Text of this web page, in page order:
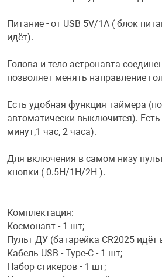
Питание - от USB 5V/1A ( блок
идёт).
Голова и тело астронавта
позволяет менять направление
Есть удобная функция таймера
автоматически выключится).
минут,1 час, 2 часа).
Для включения в самом низу
кнопки ( 0.5H/1H/2H ).
Комплектация:
Космонавт - 1 шт;
Пульт ДУ (батарейка CR2025 идёт
Кабель USB - Type-C - 1 шт;
Набор стикеров - 1 шт;